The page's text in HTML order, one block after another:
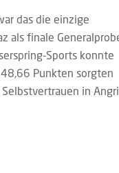
das die einzige
als finale
Sports konnte
Punkten sorgten
in